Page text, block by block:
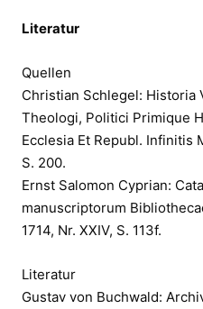
Literatur
Quellen
Christian Schlegel: Historia
Theologi, Politici Primique
Ecclesia Et Republ. Infinitis
S. 200.
Ernst Salomon Cyprian:
manuscriptorum
1714, Nr. XXIV, S. 113f.
Literatur
Gustav von Buchwald: